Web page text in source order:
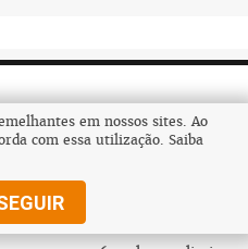
em nossos sites. Ao
com essa utilização. Saiba